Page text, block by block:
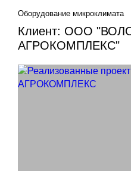
Клиент: ООО
АГРОКОМПЛЕКС"
Оборудование микроклимата